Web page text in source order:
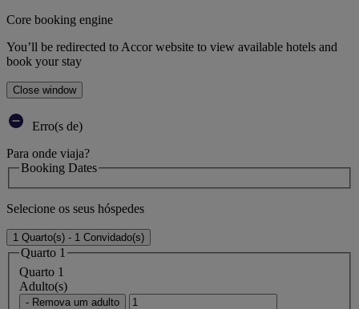
Core booking engine
You’ll be redirected to Accor website to view available hotels and
book your stay
Close window
Erro(s de)
Para onde viaja?
Booking Dates
Selecione os seus hóspedes
1 Quarto(s) - 1 Convidado(s)
Quarto 1
Quarto 1
Adulto(s)
- Remova um adulto